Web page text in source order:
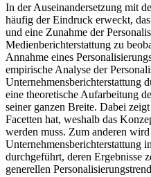
In der Auseinandersetzung mit
häufig der Eindruck erweckt,
und eine Zunahme der
Medienberichterstattung zu
Annahme eines
empirische Analyse der
Unternehmensberichterstattung
eine theoretische Aufarbeitung
seiner ganzen Breite. Dabei
Facetten hat, weshalb das
werden muss. Zum anderen
Unternehmensberichterstattung
durchgeführt, deren Ergebnisse
generellen